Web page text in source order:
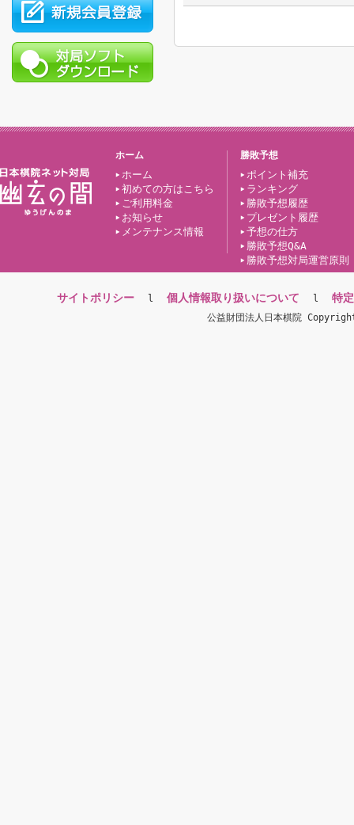
ホーム
ホーム
初めての方はこちら
ご利用料金
お知らせ
メンテナンス情報
勝敗予想
ポイント補充
ランキング
勝敗予想履歴
プレゼント履歴
予想の仕方
勝敗予想Q&A
勝敗予想対局運営原則
サイトポリシー l 個人情報取り扱いについて l 特
公益財団法人日本棋院